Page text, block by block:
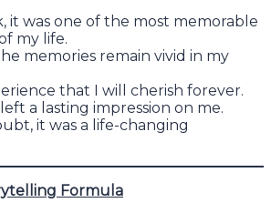
it was one of the most memorable
my life.
memories remain vivid in my
that I will cherish forever.
a lasting impression on me.
it was a life-changing
Formula